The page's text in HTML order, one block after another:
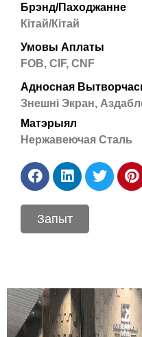
Брэнд/Паходжанне
Кітай/Кітай
Умовы Аплаты
FOB, CIF, CNF
Адносная
Знешні Экран,
Матэрыял
Нержавеючая Сталь
Запыт